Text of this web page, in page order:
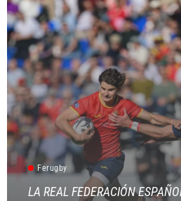
Ferugby
LA REAL FEDERACIÓN